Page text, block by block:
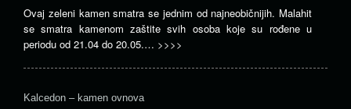
Ovaj zeleni kamen smatra se jednim od najneobičnijih. Malahit
se smatra kamenom zaštite svih osoba koje su rođene u
periodu od 21.04 do 20.05.… >>>>
Kalcedon – kamen ovnova